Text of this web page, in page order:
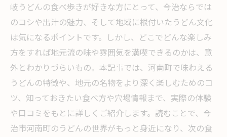
岐うどんの食べ歩きが好きな方にとって、今治ならでは
のコシや出汁の魅力、そして地域に根付いたうどん文化
は気になるポイントです。しかし、どこでどんな楽しみ
方をすれば地元流の味や雰囲気を満喫できるのかは、意
外とわかりづらいもの。本記事では、河南町で味わえる
うどんの特徴や、地元の名物をより深く楽しむためのコ
ツ、知っておきたい食べ方や穴場情報まで、実際の体験
や口コミをもとに詳しくご紹介します。読むことで、今
治市河南町のうどんの世界がもっと身近になり、次の食